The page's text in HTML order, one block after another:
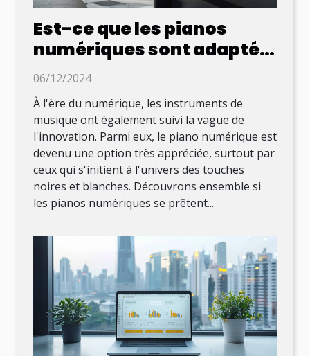
Est-ce que les pianos
numériques sont adaptés
aux débutants ?
06/12/2024
À l'ère du numérique, les instruments de
musique ont également suivi la vague de
l'innovation. Parmi eux, le piano numérique est
devenu une option très appréciée, surtout par
ceux qui s'initient à l'univers des touches
noires et blanches. Découvrons ensemble si
les pianos numériques se prêtent...